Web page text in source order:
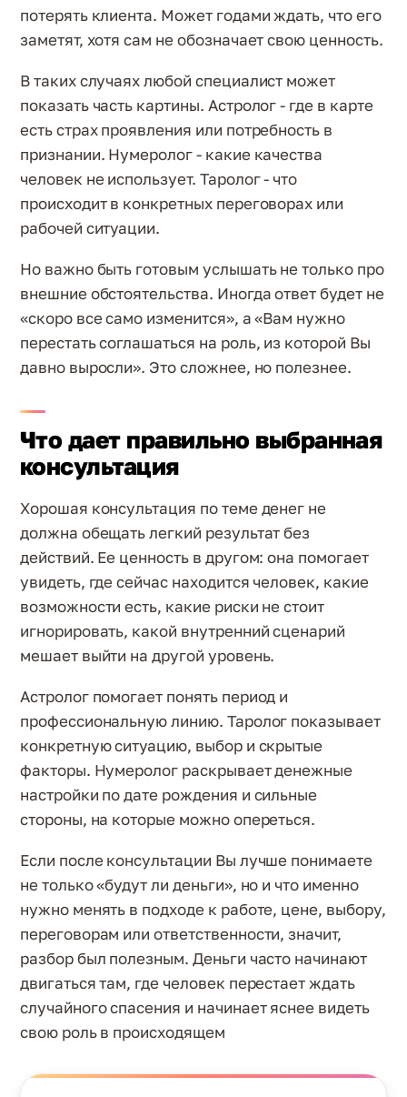
потерять клиента. Может годами ждать, что его
заметят, хотя сам не обозначает свою ценность.
В таких случаях любой специалист может
показать часть картины. Астролог - где в карте
есть страх проявления или потребность в
признании. Нумеролог - какие качества
человек не использует. Таролог - что
происходит в конкретных переговорах или
рабочей ситуации.
Но важно быть готовым услышать не только про
внешние обстоятельства. Иногда ответ будет не
«скоро все само изменится», а «Вам нужно
перестать соглашаться на роль, из которой Вы
давно выросли». Это сложнее, но полезнее.
Что дает правильно выбранная
консультация
Хорошая консультация по теме денег не
должна обещать легкий результат без
действий. Ее ценность в другом: она помогает
увидеть, где сейчас находится человек, какие
возможности есть, какие риски не стоит
игнорировать, какой внутренний сценарий
мешает выйти на другой уровень.
Астролог помогает понять период и
профессиональную линию. Таролог показывает
конкретную ситуацию, выбор и скрытые
факторы. Нумеролог раскрывает денежные
настройки по дате рождения и сильные
стороны, на которые можно опереться.
Если после консультации Вы лучше понимаете
не только «будут ли деньги», но и что именно
нужно менять в подходе к работе, цене, выбору,
переговорам или ответственности, значит,
разбор был полезным. Деньги часто начинают
двигаться там, где человек перестает ждать
случайного спасения и начинает яснее видеть
свою роль в происходящем